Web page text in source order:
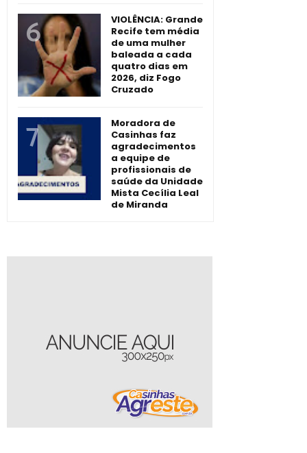
VIOLÊNCIA: Grande
Recife tem média
de uma mulher
baleada a cada
quatro dias em
2026, diz Fogo
Cruzado
Moradora de
Casinhas faz
agradecimentos
a equipe de
profissionais de
saúde da Unidade
Mista Cecília Leal
de Miranda